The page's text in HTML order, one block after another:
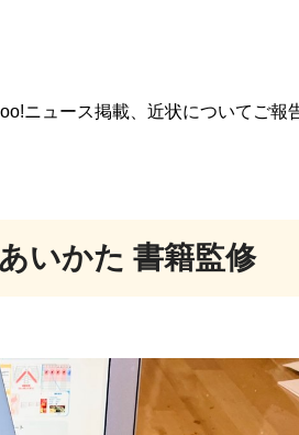
ニュース掲載、近状についてご報
いかた 書籍監修